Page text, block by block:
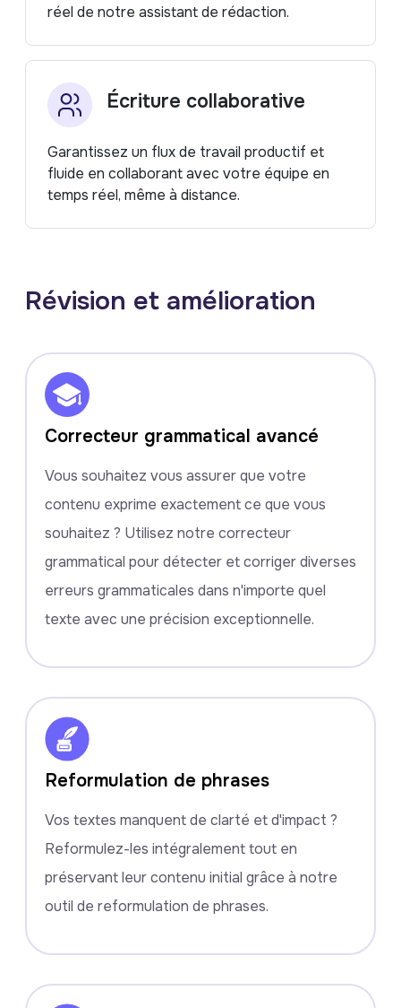
réel de notre assistant de rédaction.
Écriture collaborative
Garantissez un flux de travail productif et
fluide en collaborant avec votre équipe en
temps réel, même à distance.
Révision et amélioration
Correcteur grammatical avancé
Vous souhaitez vous assurer que votre
contenu exprime exactement ce que vous
souhaitez ? Utilisez notre correcteur
grammatical pour détecter et corriger diverses
erreurs grammaticales dans n'importe quel
texte avec une précision exceptionnelle.
Reformulation de phrases
Vos textes manquent de clarté et d'impact ?
Reformulez-les intégralement tout en
préservant leur contenu initial grâce à notre
outil de reformulation de phrases.